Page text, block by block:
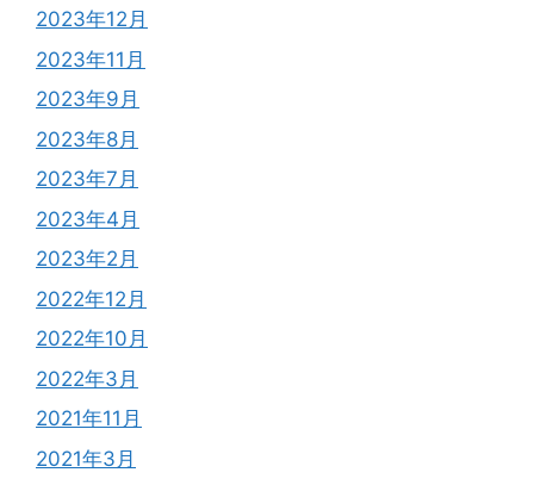
2023年12月
2023年11月
2023年9月
2023年8月
2023年7月
2023年4月
2023年2月
2022年12月
2022年10月
2022年3月
2021年11月
2021年3月